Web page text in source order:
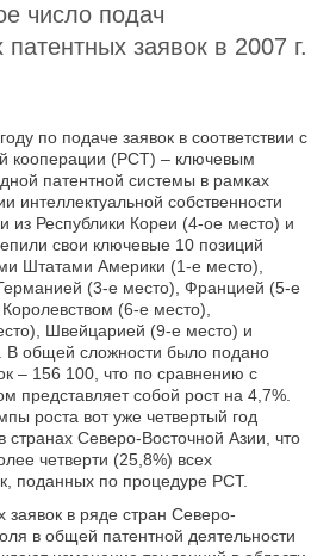
число подач
заявок в 2007 г.
по подаче заявок в соответствии с
кооперации (РСТ) – ключевым
патентной системы в рамках
интеллектуальной собственности
из Республики Кореи (4-ое место) и
свои ключевые 10 позиций
Штатами Америки (1-е место),
(3-е место), Францией (5-е
(6-е место),
Швейцарией (9-е место) и
В общей сложности было подано
– 156 100, что по сравнению с
представляет собой рост на 4,7%.
роста вот уже четвертый год
Северо-Восточной Азии, что
четверти (25,8%) всех
поданных по процедуре РСТ.
заявок в ряде стран Северо-
в общей патентной деятельности